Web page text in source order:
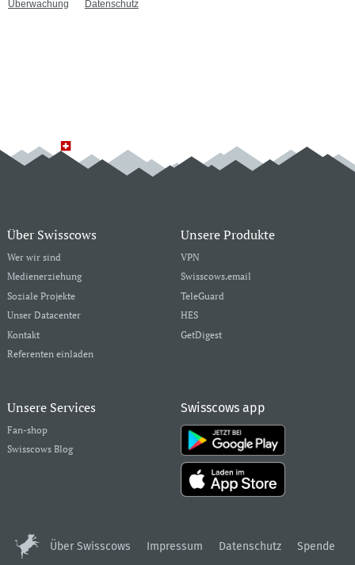
Überwachung
Datenschutz
Über Swisscows
Wer wir sind
Medienerziehung
Soziale Projekte
Unser Datacenter
Kontakt
Referenten einladen
Unsere Produkte
VPN
Swisscows.email
TeleGuard
HES
GetDigest
Unsere Services
Fan-shop
Swisscows Blog
Swisscows app
Über Swisscows Impressum Datenschutz Spende